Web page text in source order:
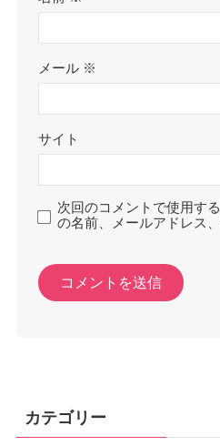
メール ※
サイト
次回のコメントで使用す
の名前、メールアドレス
カテゴリー